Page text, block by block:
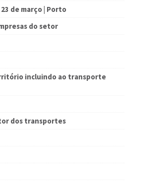
de março | Porto
do setor
incluindo ao transporte
dos transportes